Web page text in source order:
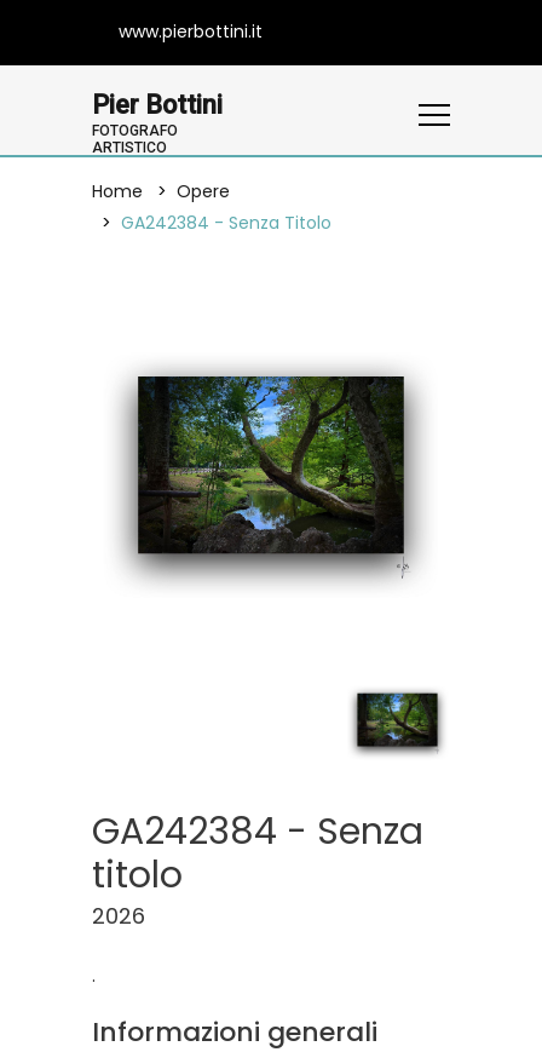
www.pierbottini.it
Pier Bottini
FOTOGRAFO
ARTISTICO
Home
Opere
GA242384 - Senza Titolo
GA242384 - Senza
titolo
2026
.
Informazioni generali